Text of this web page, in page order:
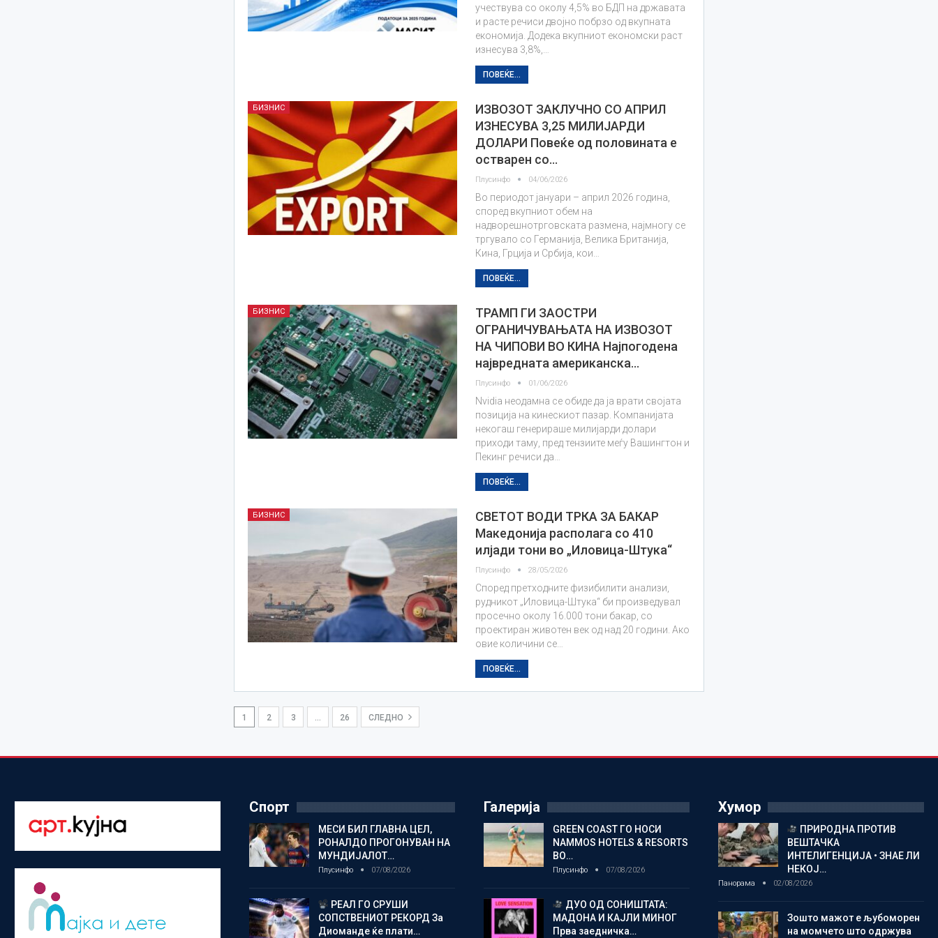
учествува со околу 4,5% во БДП на државата
и расте речиси двојно побрзо од вкупната
економија. Додека вкупниот економски раст
изнесува 3,8%,…
ПОВЕЌЕ...
БИЗНИС
ИЗВОЗОТ ЗАКЛУЧНО СО АПРИЛ
ИЗНЕСУВА 3,25 МИЛИЈАРДИ
ДОЛАРИ Повеќе од половината е
остварен со…
Плусинфо 04/06/2026
Во периодот јануари – април 2026 година,
според вкупниот обем на
надворешнотрговската размена, најмногу се
тргувало со Германија, Велика Британија,
Кина, Грција и Србија, кои…
ПОВЕЌЕ...
БИЗНИС
ТРАМП ГИ ЗАОСТРИ
ОГРАНИЧУВАЊАТА НА ИЗВОЗОТ
НА ЧИПОВИ ВО КИНА Најпогодена
највредната американска…
Плусинфо 01/06/2026
Nvidia неодамна се обиде да ја врати својата
позиција на кинескиот пазар. Компанијата
некогаш генерираше милијарди долари
приходи таму, пред тензиите меѓу Вашингтон и
Пекинг речиси да…
ПОВЕЌЕ...
БИЗНИС
СВЕТОТ ВОДИ ТРКА ЗА БАКАР
Македонија располага со 410
илјади тони во „Иловица-Штука“
Плусинфо 28/05/2026
Според претходните физибилити анализи,
рудникот „Иловица-Штука“ би произведувал
просечно околу 16.000 тони бакар, со
проектиран животен век од над 20 години. Ако
овие количини се…
ПОВЕЌЕ...
1 2 3 … 26 СЛЕДНО
Спорт
МЕСИ БИЛ ГЛАВНА ЦЕЛ,
РОНАЛДО ПРОГОНУВАН НА
МУНДИЈАЛОТ…
Плусинфо 07/08/2026
РЕАЛ ГО СРУШИ
СОПСТВЕНИОТ РЕКОРД За
Диоманде ќе плати…
Галерија
GREEN COAST ГО НОСИ
NAMMOS HOTELS & RESORTS
ВО…
Плусинфо 07/08/2026
ДУО ОД СОНИШТАТА:
МАДОНА И КАЈЛИ МИНОГ
Прва заедничка…
Хумор
ПРИРОДНА ПРОТИВ
ВЕШТАЧКА
ИНТЕЛИГЕНЦИЈА • ЗНАЕ ЛИ
НЕКОЈ…
Панорама 02/08/2026
Зошто мажот е љубоморен
на момчето што одржува